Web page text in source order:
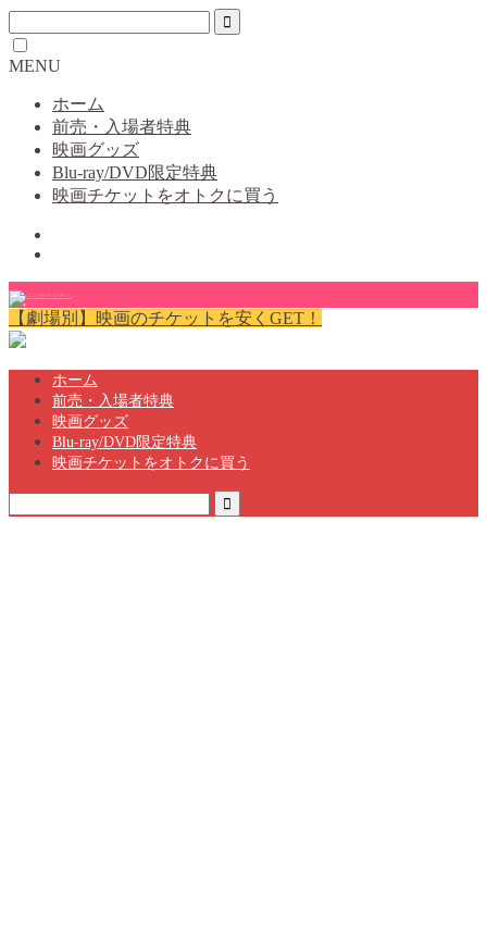
MENU
ホーム
前売・入場者特典
映画グッズ
Blu-ray/DVD限定特典
映画チケットをオトクに買う
【劇場別】映画のチケットを安くGET！
ホーム
前売・入場者特典
映画グッズ
Blu-ray/DVD限定特典
映画チケットをオトクに買う